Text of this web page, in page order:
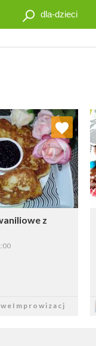
z
do ulubionych
Wybierz listę: